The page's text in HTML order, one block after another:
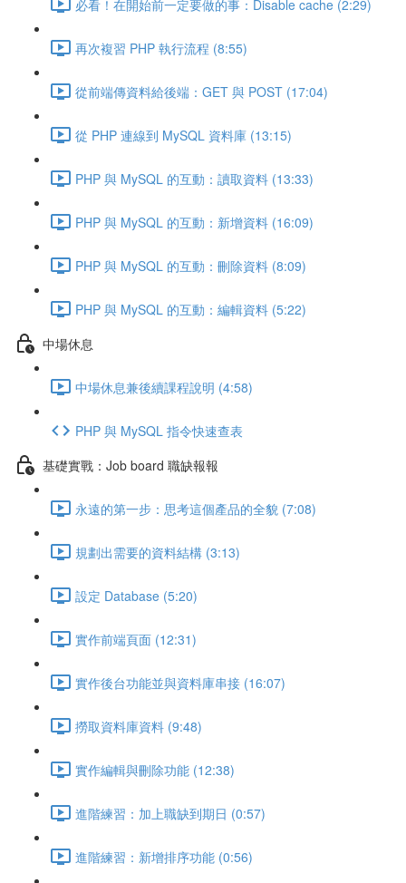
必看！在開始前一定要做的事：Disable cache (2:29)
再次複習 PHP 執行流程 (8:55)
從前端傳資料給後端：GET 與 POST (17:04)
從 PHP 連線到 MySQL 資料庫 (13:15)
PHP 與 MySQL 的互動：讀取資料 (13:33)
PHP 與 MySQL 的互動：新增資料 (16:09)
PHP 與 MySQL 的互動：刪除資料 (8:09)
PHP 與 MySQL 的互動：編輯資料 (5:22)
中場休息
中場休息兼後續課程說明 (4:58)
PHP 與 MySQL 指令快速查表
基礎實戰：Job board 職缺報報
永遠的第一步：思考這個產品的全貌 (7:08)
規劃出需要的資料結構 (3:13)
設定 Database (5:20)
實作前端頁面 (12:31)
實作後台功能並與資料庫串接 (16:07)
撈取資料庫資料 (9:48)
實作編輯與刪除功能 (12:38)
進階練習：加上職缺到期日 (0:57)
進階練習：新增排序功能 (0:56)